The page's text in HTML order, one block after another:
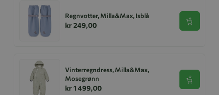
Regnvotter, Milla&Max, Isblå
kr 249,00 Se
Vinterregndress, Milla&Max,
Mosegrønn
kr 1 499,00
Se